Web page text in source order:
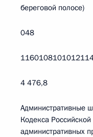
береговой полосе)
048
4 476,8
Административные
Кодекса
административных